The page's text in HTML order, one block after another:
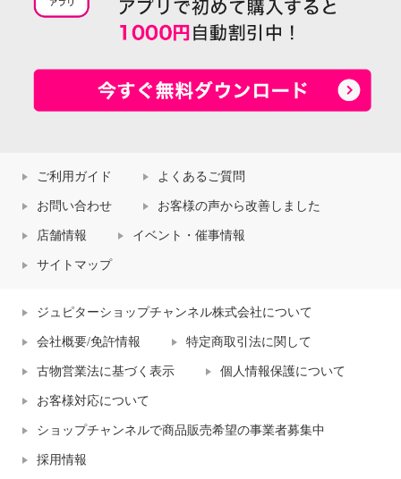
ご利用ガイド よくあるご質問
お問い合わせ お客様の声から改善しました
店舗情報 イベント・催事情報
サイトマップ
ジュピターショップチャンネル株式会社について
会社概要/免許情報 特定商取引法に関して
古物営業法に基づく表示 個人情報保護について
お客様対応について
ショップチャンネルで商品販売希望の事業者募集中
採用情報